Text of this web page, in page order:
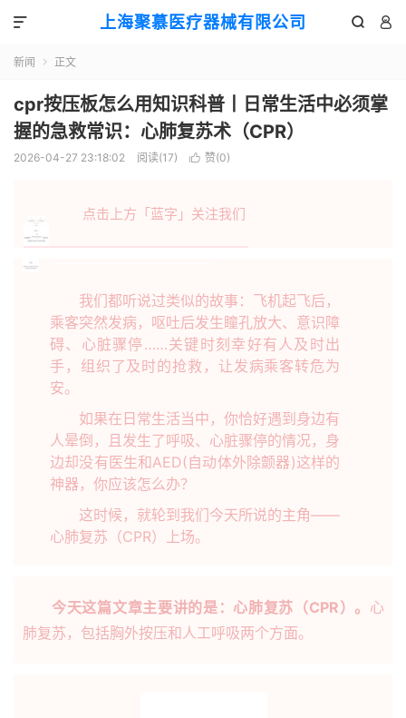
上海聚慕医疗器械有限公司  

新闻  正文
cpr按压板怎么用知识科普丨日常生活中必须掌
握的急救常识：心肺复苏术（CPR）
2026-04-27 23:18:02 阅读(17)  赞(0)
点击上方「蓝字」关注我们
我们都听说过类似的故事：飞机起飞后，
乘客突然发病，呕吐后发生瞳孔放大、意识障
碍、心脏骤停……关键时刻幸好有人及时出
手，组织了及时的抢救，让发病乘客转危为
安。
如果在日常生活当中，你恰好遇到身边有
人晕倒，且发生了呼吸、心脏骤停的情况，身
边却没有医生和AED(自动体外除颤器)这样的
神器，你应该怎么办？
这时候，就轮到我们今天所说的主角——
心肺复苏（CPR）上场。
今天这篇文章主要讲的是：心肺复苏（CPR）。 心
肺复苏，包括胸外按压和人工呼吸两个方面。